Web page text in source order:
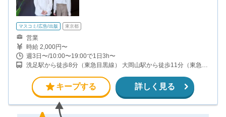
マスコミ/広告/出版 東京都
営業
時給 2,000円〜
週3日〜/10:00〜19:00で1日3h〜
洗足駅から徒歩8分（東急目黒線） 大岡山駅から徒歩11分（東急大
キープする 詳しく見る